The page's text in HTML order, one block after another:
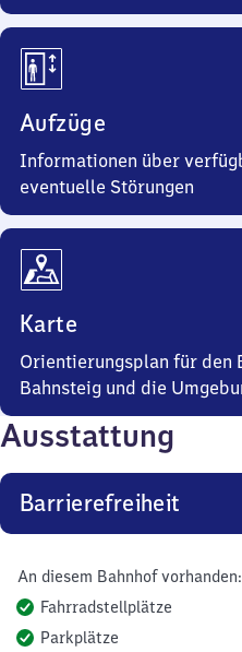
Aufzüge
Informationen über
eventuelle Störungen
Karte
Orientierungsplan für den
Bahnsteig und die
Ausstattung
Barrierefreiheit
An diesem Bahnhof vorhanden:
Fahrradstellplätze
Parkplätze